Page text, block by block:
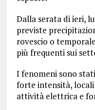
Dalla serata di ieri,
previste
rovescio o
più frequenti sui
I fenomeni sono
forte intensità,
attività elettrica e